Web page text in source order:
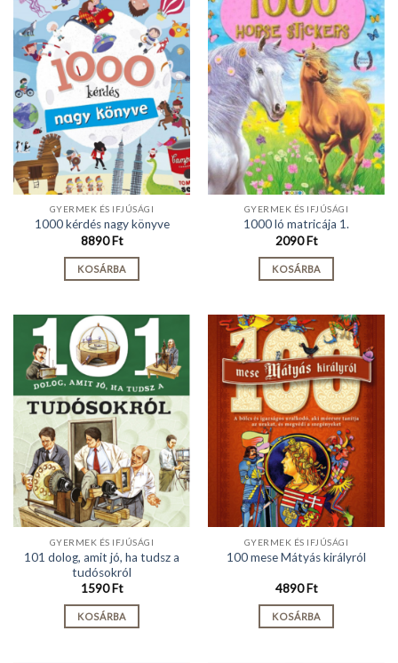
GYERMEK ÉS IFJÚSÁGI
1000 kérdés nagy könyve
8890Ft
KOSÁRBA
GYERMEK ÉS IFJÚSÁGI
1000 ló matricája 1.
2090Ft
KOSÁRBA
GYERMEK ÉS IFJÚSÁGI
101 dolog, amit jó, ha tudsz a
tudósokról
1590Ft
KOSÁRBA
GYERMEK ÉS IFJÚSÁGI
100 mese Mátyás királyról
4890Ft
KOSÁRBA